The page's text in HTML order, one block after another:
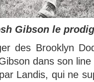
Gibson le
des Brooklyn
dans son
Landis, qui ne